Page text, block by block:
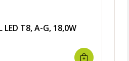
LED T8, A-G, 18,0W